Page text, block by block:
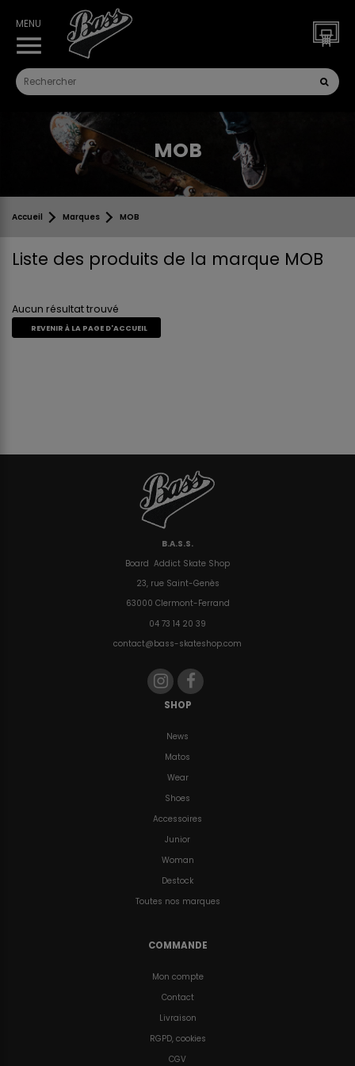
MENU
menu
MOB
Accueil Marques MOB
Liste des produits de la marque MOB
Aucun résultat trouvé
REVENIR À LA PAGE D'ACCUEIL
B.A.S.S.
Board Addict Skate Shop
23, rue Saint-Genès
63000 Clermont-Ferrand
04 73 14 20 39
contact@bass-skateshop.com
SHOP
News
Matos
Wear
Shoes
Accessoires
Junior
Woman
Destock
Toutes nos marques
COMMANDE
Mon compte
Contact
Livraison
RGPD, cookies
CGV